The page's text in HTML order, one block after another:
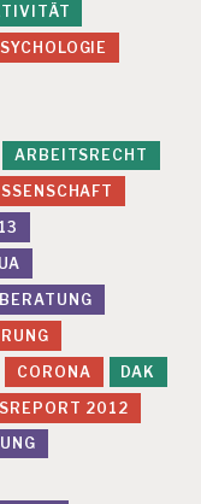
ARBEITSRECHT
BERATUNG
CORONA
DAK
2012